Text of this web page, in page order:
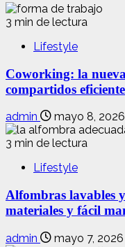
3 min de lectura
Lifestyle
Coworking: la
compartidos
admin
mayo 8, 2026
3 min de lectura
Lifestyle
Alfombras lavables
materiales y fácil
admin
mayo 7, 2026